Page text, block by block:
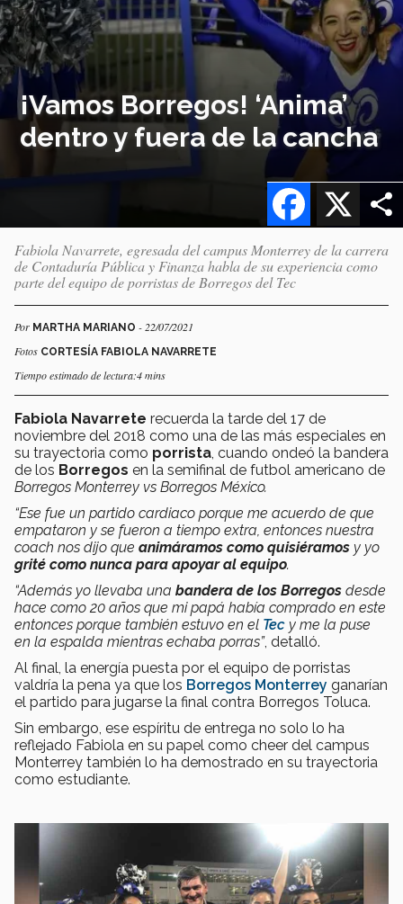
¡Vamos Borregos! ‘Anima’
dentro y fuera de la cancha
X
Facebook
Fabiola Navarrete, egresada del campus Monterrey de la carrera
de Contaduría Pública y Finanza habla de su experiencia como
parte del equipo de porristas de Borregos del Tec
Por MARTHA MARIANO - 22/07/2021
Fotos CORTESÍA FABIOLA NAVARRETE
Tiempo estimado de lectura:4 mins
Fabiola Navarrete recuerda la tarde del 17 de
noviembre del 2018 como una de las más especiales en
su trayectoria como porrista , cuando ondeó la bandera
de los Borregos en la semifinal de futbol americano de
Borregos Monterrey vs Borregos México.
“Ese fue un partido cardiaco porque me acuerdo de que
empataron y se fueron a tiempo extra, entonces nuestra
coach nos dijo que animáramos como quisiéramos y yo
grité como nunca para apoyar al equipo.
“Además yo llevaba una bandera de los Borregos desde
hace como 20 años que mi papá había comprado en este
entonces porque también estuvo en el Tec y me la puse
en la espalda mientras echaba porras”, detalló.
Al final, la energía puesta por el equipo de porristas
valdría la pena ya que los Borregos Monterrey ganarían
el partido para jugarse la final contra Borregos Toluca.
Sin embargo, ese espíritu de entrega no solo lo ha
reflejado Fabiola en su papel como cheer del campus
Monterrey también lo ha demostrado en su trayectoria
como estudiante.